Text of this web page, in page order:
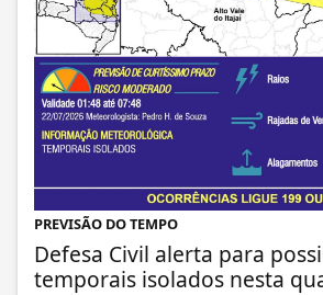
PREVISÃO DO TEMPO
Defesa Civil alerta para
temporais isolados nesta